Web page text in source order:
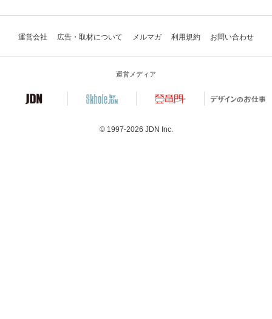
運営会社 広告・取材について メルマガ 利用規約 お問い合わせ
運営メディア
© 1997-2026 JDN Inc.